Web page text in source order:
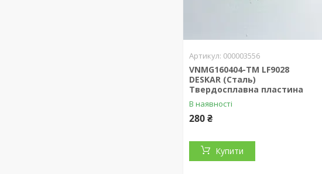
000003556
VNMG160404-TM LF9028
DESKAR (Сталь)
Твердосплавна пластина
В наявності
280 ₴
Купити